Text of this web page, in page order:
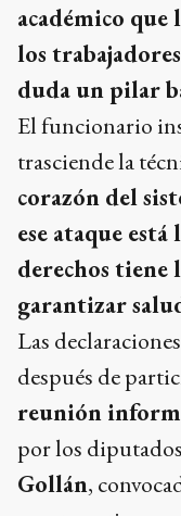
académico
los
duda un pilar
El funcionario
trasciende la
corazón del
ese ataque
derechos tiene
garantizar
Las
después de
reunión
por los diputados
Gollán,